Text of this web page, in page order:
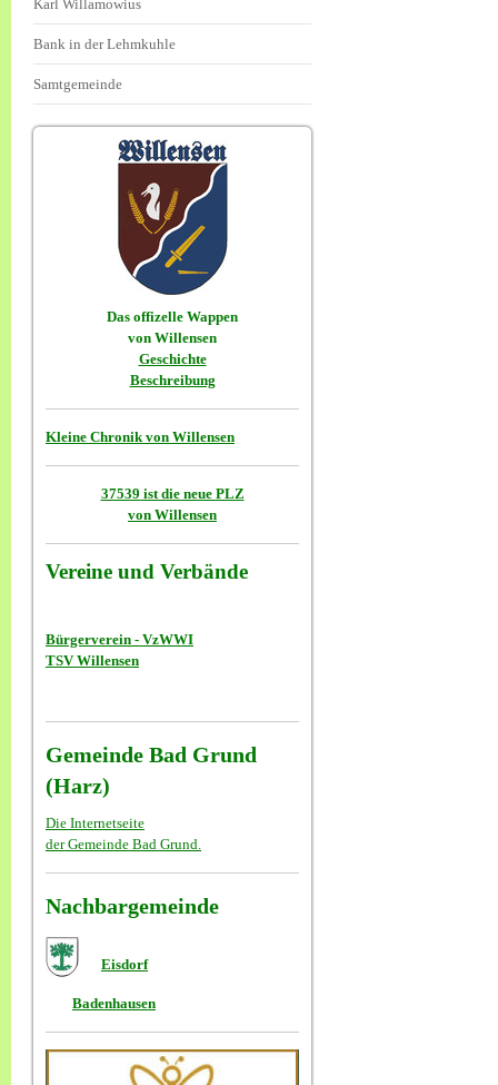
Karl Willamowius
Bank in der Lehmkuhle
Samtgemeinde
Das offizelle Wappen
von Willensen
Geschichte
Beschreibung
Kleine Chronik von Willensen
37539 ist die neue PLZ
von Willensen
Vereine und Verbände
Bürgerverein - VzWWI
TSV Willensen
Gemeinde Bad Grund
(Harz)
Die Internetseite
der Gemeinde Bad Grund.
Nachbargemeinde
Eisdorf
Badenhausen